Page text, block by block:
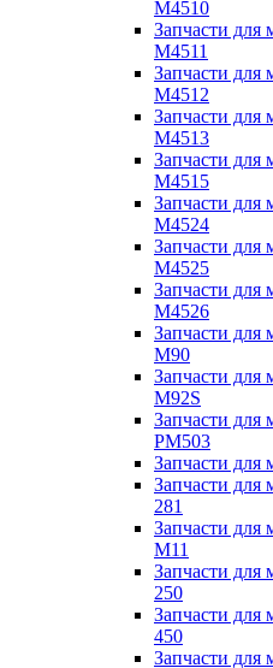
M4510
Запчасти для
M4511
Запчасти для
M4512
Запчасти для
M4513
Запчасти для
M4515
Запчасти для
M4524
Запчасти для
M4525
Запчасти для
M4526
Запчасти для
M90
Запчасти для
M92S
Запчасти для
PM503
Запчасти для
Запчасти для
281
Запчасти для
M11
Запчасти для
250
Запчасти для
450
Запчасти для